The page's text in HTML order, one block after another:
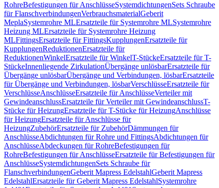
RohreBefestigungen für AnschlüsseSystemdichtungenSets Schraube
für FlanschverbindungenVerbrauchsmaterialGeberit
MeplaSystemrohre MLErsatzteile für Systemrohre MLSystemrohre
Heizung MLErsatzteile für Systemrohre Heizung
MLFittingsErsatzteile für FittingsKupplungenErsatzteile für
KupplungenReduktionenErsatzteile für
ReduktionenWinkelErsatzteile für WinkelT-StückeErsatzteile für T-
StückeInnenliegende ZirkulationÜbergänge unlösbarErsatzteile für
Übergänge unlösbarÜbergänge und Verbindungen, lösbarErsatzteile
für Übergänge und Verbindungen, lösbarVerschlüsseErsatzteile für
VerschlüsseAnschlüsseErsatzteile für AnschlüsseVerteiler mit
GewindeanschlussErsatzteile für Verteiler mit GewindeanschlussT-
Stücke für HeizungErsatzteile für T-Stücke für HeizungAnschlüsse
für HeizungErsatzteile für Anschlüsse für
HeizungZubehörErsatzteile für ZubehörDämmungen für
AnschlüsseAbdichtungen für Rohre und FittingsAbdichtungen für
AnschlüsseAbdeckungen für RohreBefestigungen für
RohreBefestigungen für AnschlüsseErsatzteile für Befestigungen für
AnschlüsseSystemdichtungenSets Schraube für
FlanschverbindungenGeberit Mapress EdelstahlGeberit Mapress
EdelstahlErsatzteile für Geberit Mapress EdelstahlSystemrohre